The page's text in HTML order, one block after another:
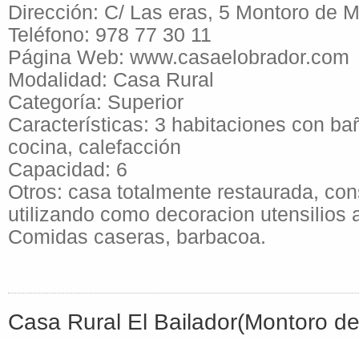
Dirección: C/ Las eras, 5 Montoro de
Teléfono: 978 77 30 11
Página Web: www.casaelobrador.com
Modalidad: Casa Rural
Categoría: Superior
Características: 3 habitaciones con
cocina, calefacción
Capacidad: 6
Otros: casa totalmente restaurada,
utilizando como decoracion utensilios
Comidas caseras, barbacoa.
Casa Rural El Bailador(Montoro